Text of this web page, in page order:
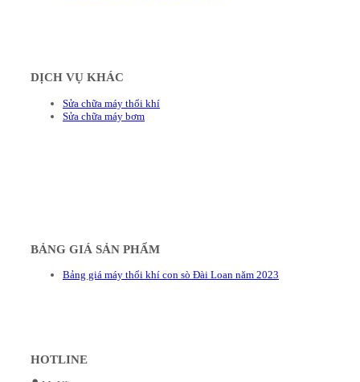
DỊCH VỤ KHÁC
Sửa chữa máy thổi khí
Sửa chữa máy bơm
BẢNG GIÁ SẢN PHẨM
Bảng giá máy thổi khí con sò Đài Loan năm 2023
HOTLINE